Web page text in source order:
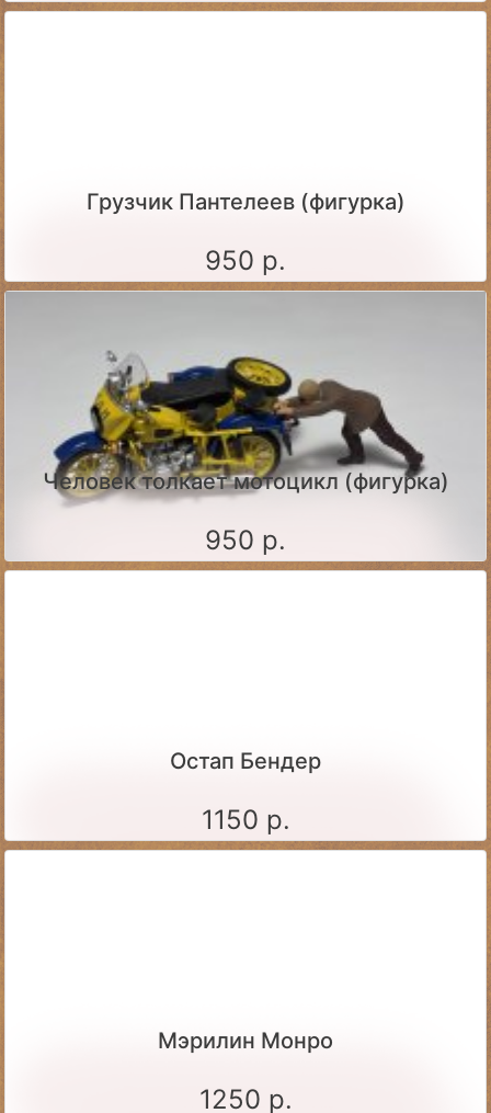
Грузчик Пантелеев (фигурка)
950 р.
Человек толкает мотоцикл (фигурка)
950 р.
Остап Бендер
1150 р.
Мэрилин Монро
1250 р.